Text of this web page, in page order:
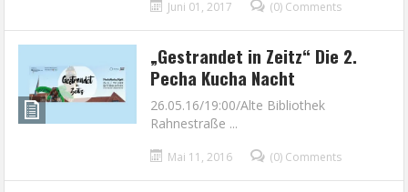
Juni 01, 2017 (0) Comments
„Gestrandet in Zeitz“ Die 2.
Pecha Kucha Nacht
26.05.16/19:00/Alte Bibliothek
Rahnestraße ...
Mai 11, 2016 (0) Comments